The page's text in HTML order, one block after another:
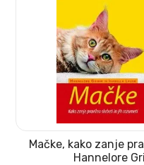
Mačke, kako zanje
Hannelore